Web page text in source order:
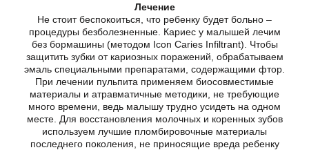
Лечение
Не стоит беспокоиться, что ребенку будет больно –
процедуры безболезненные. Кариес у малышей лечим
без бормашины (методом Icon Caries Infiltrant). Чтобы
защитить зубки от кариозных поражений, обрабатываем
эмаль специальными препаратами, содержащими фтор.
При лечении пульпита применяем биосовместимые
материалы и атравматичные методики, не требующие
много времени, ведь малышу трудно усидеть на одном
месте. Для восстановления молочных и коренных зубов
используем лучшие пломбировочные материалы
последнего поколения, не приносящие вреда ребенку